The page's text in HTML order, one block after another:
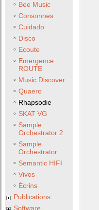
Bee Music
Consonnes
Cuidado
Disco
Ecoute
Emergence
ROUTE
Music Discover
Quaero
Rhapsodie
SKAT VG
Sample
Orchestrator 2
Sample
Orchestrator
Semantic HIFI
Vivos
Écrins
Publications
Software